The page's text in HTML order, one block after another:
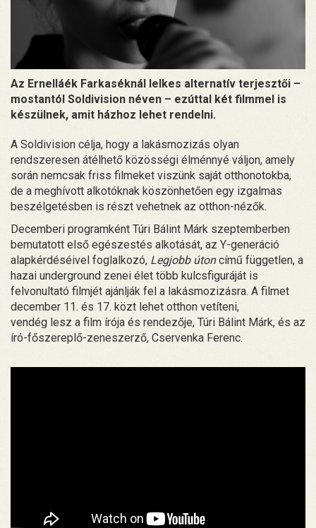
Az Ernelláék Farkaséknál lelkes alternatív terjesztői –
mostantól Soldivision néven – ezúttal két filmmel is
készülnek, amit házhoz lehet rendelni.
A Soldivision célja, hogy a lakásmozizás olyan
rendszeresen átélhető közösségi élménnyé váljon, amely
során nemcsak friss filmeket viszünk saját otthonotokba,
de a meghívott alkotóknak köszönhetően egy izgalmas
beszélgetésben is részt vehetnek az otthon-nézők.
Decemberi programként Túri Bálint Márk szeptemberben
bemutatott első egészestés alkotását, az Y-generáció
alapkérdéséivel foglalkozó, Legjobb útoncímű független, a
hazai underground zenei élet több kulcsfiguráját is
felvonultató filmjét ajánlják fel a lakásmozizásra. A filmet
december 11. és 17. közt lehet otthon vetíteni,
vendég lesz a film írója és rendezője, Túri Bálint Márk, és az
író-főszereplő-zeneszerző, Cservenka Ferenc.